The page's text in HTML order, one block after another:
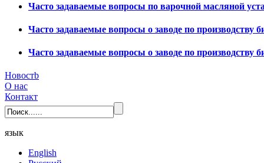
Часто задаваемые вопросы по варочной масляной
Часто задаваемые вопросы о заводе по производству
Часто задаваемые вопросы о заводе по производству
Новостb
О нас
Контакт
язык
English